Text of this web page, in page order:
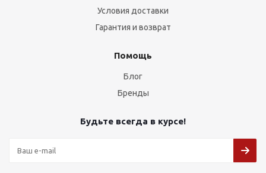
Условия доставки
Гарантия и возврат
Помощь
Блог
Бренды
Будьте всегда в курсе!